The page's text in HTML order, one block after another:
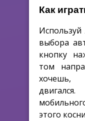
Как
выбора
кнопку
том
хочешь,
этого